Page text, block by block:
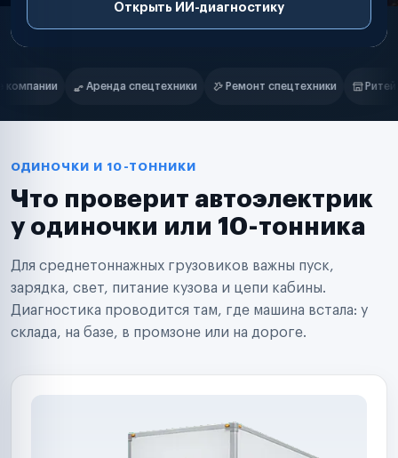
Открыть ИИ-диагностику
Нам доверяют
Ремонт спецтехники Ритейл-сети Управляющие
Маркетплейсы
Таксопарки
Автодилеры
Поставщики запчастей
Аренда спецтехники
Ремонт спецтехники
Ритейл-сети
Управляющие компании
Страховые компании
ОДИНОЧКИ И 10-ТОННИКИ
Что проверит автоэлектрик
у одиночки или 10-тонника
Для среднетоннажных грузовиков важны пуск,
зарядка, свет, питание кузова и цепи кабины.
Диагностика проводится там, где машина встала: у
склада, на базе, в промзоне или на дороге.